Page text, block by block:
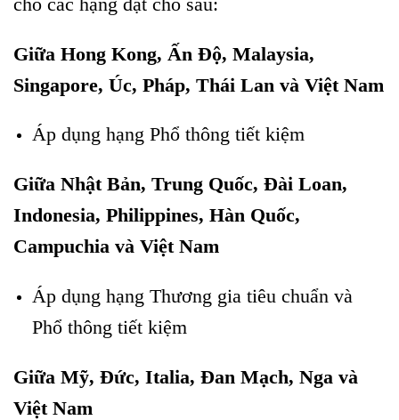
Giữa Hong Kong, Ấn Độ, Malaysia,
Singapore, Úc, Pháp, Thái Lan và Việt Nam
Áp dụng hạng Phổ thông tiết kiệm
Giữa Nhật Bản, Trung Quốc, Đài Loan,
Indonesia, Philippines, Hàn Quốc,
Campuchia và Việt Nam
Áp dụng hạng Thương gia tiêu chuẩn và
Phổ thông tiết kiệm
Giữa Mỹ, Đức, Italia, Đan Mạch, Nga và
Việt Nam